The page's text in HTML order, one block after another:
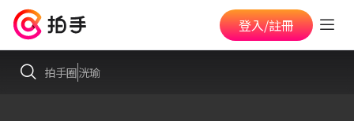
登入/註冊
拍手圈洸瑜